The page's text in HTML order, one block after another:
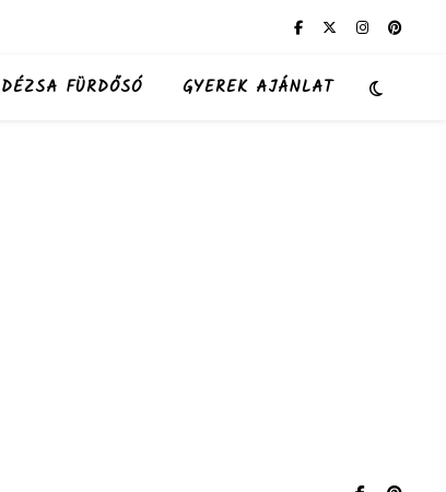
DÉZSA FÜRDŐSÓ GYEREK AJÁNLAT